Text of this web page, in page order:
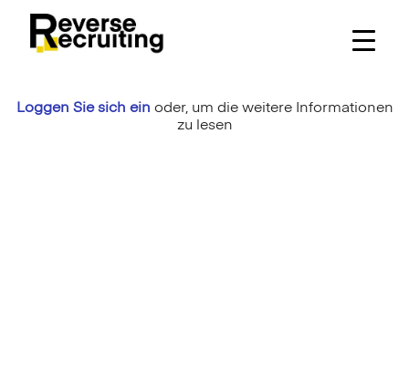
content
Loggen Sie sich ein oder, um die weitere Informationen
zu lesen